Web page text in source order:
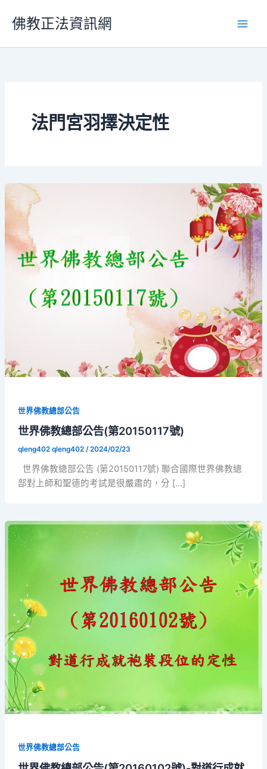
要
佛教正法資訊網
法門宮羽擇決定性
世界佛教總部公告
世界佛教總部公告(第20150117號)
qleng402 qleng402 /2024/02/23
世界佛教總部公告 (第20150117號) 聯合國際世界佛教總
部對上師和聖德的考試是很嚴肅的，分 […]
世界佛教總部公告